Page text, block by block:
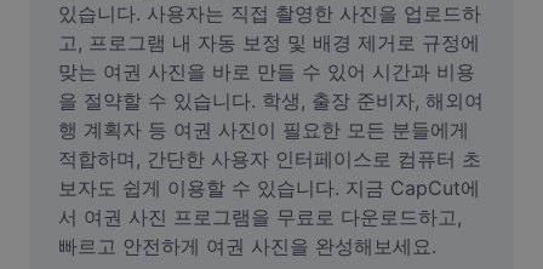
AI People Remover
AI Inpainting
Face Cutout
동영상
동영상 배경 삭제
있습니다. 사용자는 직접 촬영한 사진을 업로드하
고, 프로그램 내 자동 보정 및 배경 제거로 규정에
맞는 여권 사진을 바로 만들 수 있어 시간과 비용
을 절약할 수 있습니다. 학생, 출장 준비자, 해외여
행 계획자 등 여권 사진이 필요한 모든 분들에게
적합하며, 간단한 사용자 인터페이스로 컴퓨터 초
보자도 쉽게 이용할 수 있습니다. 지금 CapCut에
서 여권 사진 프로그램을 무료로 다운로드하고,
빠르고 안전하게 여권 사진을 완성해보세요.